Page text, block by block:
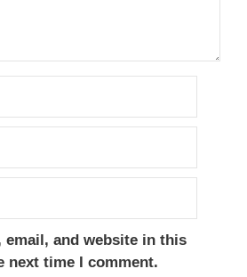
email, and website in this
next time I comment.